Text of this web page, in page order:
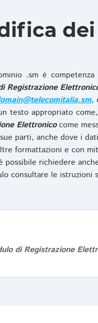
.sm è competenza
Registrazione
,
testo appropriato
Elettronicocome
parti, anche dove i
formattazioni e con
possibile richiedere
consultare le istruzioni
di Registrazione